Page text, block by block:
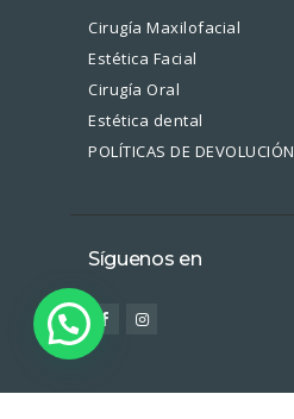
Cirugía Maxilofacial
Estética Facial
Cirugía Oral
Estética dental
POLÍTICAS DE DEVOLUCIÓN
Síguenos en